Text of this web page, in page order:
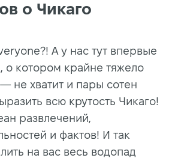
о Чикаго
А у нас тут впервые
о котором крайне тяжело
не хватит и пары сотен
всю крутость Чикаго!
развлечений,
и фактов! И так
на вас весь водопад